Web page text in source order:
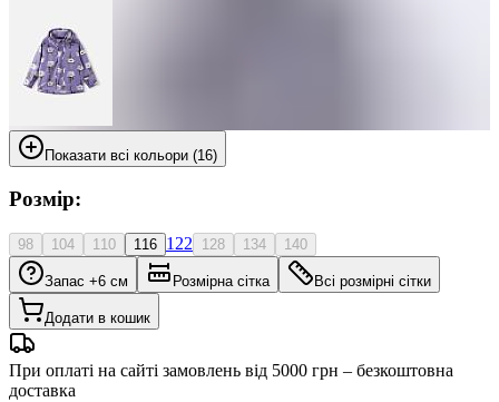
Показати всі кольори (16)
Розмір:
98 104 110 116 122 128 134 140
Запас +6 см Розмірна сітка Всі розмірні сітки
Додати в кошик
При оплаті на сайті замовлень від 5000 грн – безкоштовна
доставка